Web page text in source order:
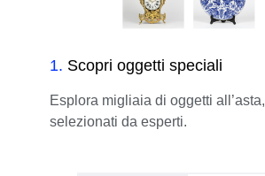
1. Scopri oggetti speciali
Esplora migliaia di oggetti all’asta,
selezionati da esperti.